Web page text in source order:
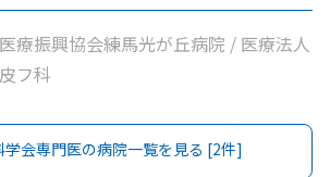
療振興協会練馬光が丘病院 / 医療法人
フ科
学会専門医の病院一覧を見る [2件]